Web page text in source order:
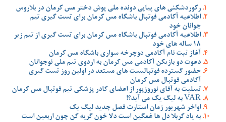
رکوردشکنی های پیاپی دونده ملی پوش دختر مس کرمان در بلاروس
اطلاعیه آکادمی فوتبال باشگاه مس کرمان برای تست گیری تیم
جوانان خود
اطلاعیه آکادمی فوتبال باشگاه مس کرمان برای تست گیری از تیم زیر
18 ساله های خود
آغاز ثبت نام آکادمی دوچرخه سواری باشگاه مس کرمان
دعوت دو بازیکن آکادمی مس کرمان به اردوی تیم ملی نوجوانان
حضور گسترده فوتبالیست های مستعد در اولین روز تست گیری
آکادمی فوتبال مس کرمان
تسلیت به آقای نوروزپور از اعضای کادر پزشکی تیم فوتبال مس کرمان
VAR به لیگ یک می آید؟!
اواخر شهریور زمان استارت فصل جدید لیگ یک
به یاد کربلا دل ها غمگین است دلا خون گریه کن چون اربعین است